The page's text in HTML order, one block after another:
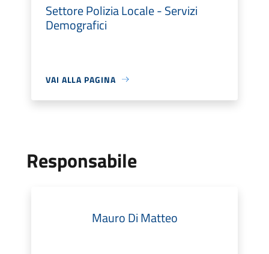
Settore Polizia Locale - Servizi
Demografici
VAI ALLA PAGINA
Responsabile
Mauro Di Matteo